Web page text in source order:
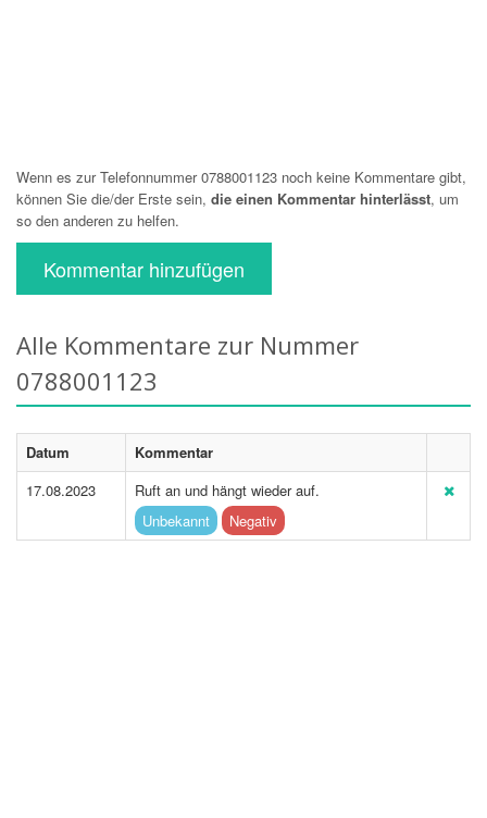
Wenn es zur Telefonnummer 0788001123 noch keine Kommentare gibt,
können Sie die/der Erste sein, die einen Kommentar hinterlässt, um
so den anderen zu helfen.
Kommentar hinzufügen
Alle Kommentare zur Nummer
0788001123
Datum
Kommentar
17.08.2023
Ruft an und hängt wieder auf.
Unbekannt
Negativ